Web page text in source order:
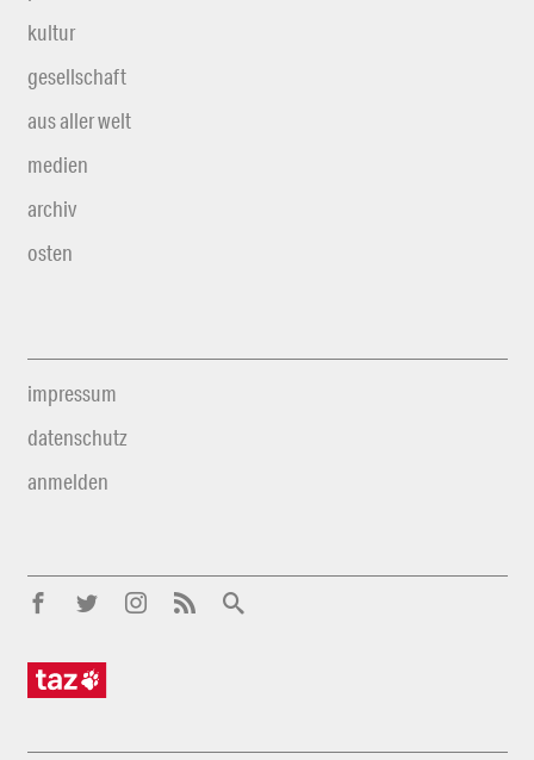
kultur
gesellschaft
aus aller welt
medien
archiv
osten
impressum
datenschutz
anmelden